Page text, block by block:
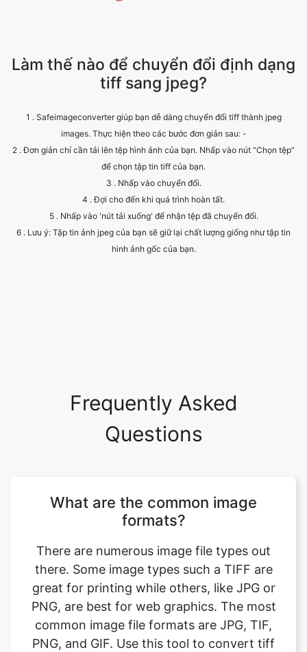
Làm thế nào để chuyển đổi định dạng
1 . Safeimageconverter giúp bạn dễ dàng chuyển đổi tiff thành jpeg
images. Thực hiện theo các bước đơn giản sau: -
2 . Đơn giản chỉ cần tải lên tệp hình ảnh của bạn. Nhấp vào nút “Chọn tệp”
What are the common image
There are numerous image file types out
there. Some image types such a TIFF are
great for printing while others, like JPG or
PNG, are best for web graphics. The most
common image file formats are JPG, TIF,
PNG, and GIF. Use this tool to convert tiff
to jpeg format. Just select your format you
want to convert to, upload your image file.
Your image will be converted instantly and